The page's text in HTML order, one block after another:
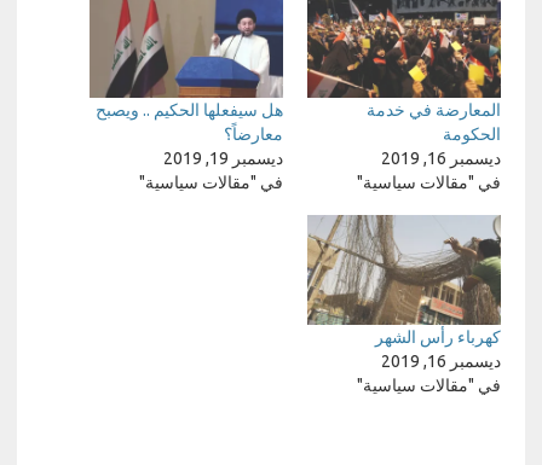
المعارضة في خدمة
الحكومة
ديسمبر 16, 2019
في "مقالات سياسية"
هل سيفعلها الحكيم .. ويصبح
معارضاً؟
ديسمبر 19, 2019
في "مقالات سياسية"
كهرباء رأس الشهر
ديسمبر 16, 2019
في "مقالات سياسية"